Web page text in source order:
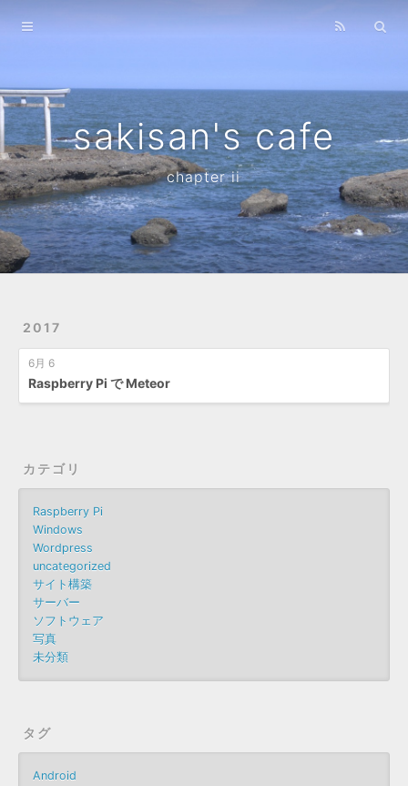
sakisan's cafe
chapter ii
2017
6月 6
Raspberry Pi で Meteor
カテゴリ
Raspberry Pi
Windows
Wordpress
uncategorized
サイト構築
サーバー
ソフトウェア
写真
未分類
タグ
Android
Home